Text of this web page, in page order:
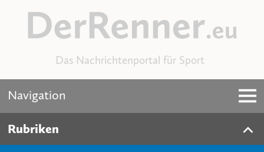
Das Nachrichtenportal für Sport
Navigation
Rubriken